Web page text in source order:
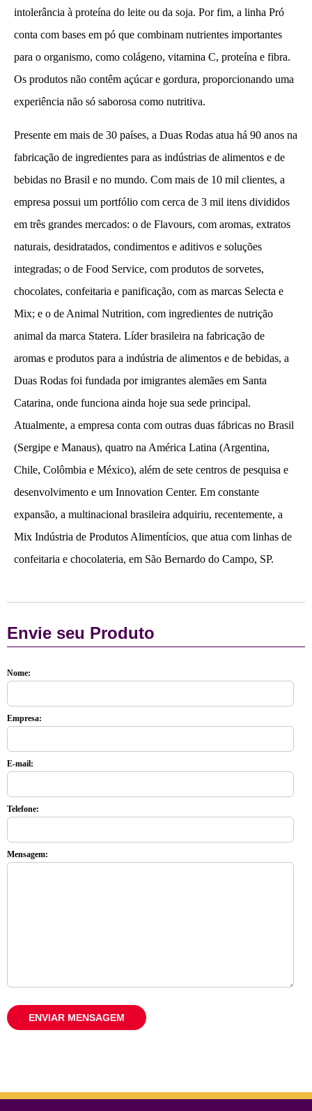
intolerância à proteína do leite ou da soja. Por fim, a linha Pró
conta com bases em pó que combinam nutrientes importantes
para o organismo, como colágeno, vitamina C, proteína e fibra.
Os produtos não contêm açúcar e gordura, proporcionando uma
experiência não só saborosa como nutritiva.
Presente em mais de 30 países, a Duas Rodas atua há 90 anos na
fabricação de ingredientes para as indústrias de alimentos e de
bebidas no Brasil e no mundo. Com mais de 10 mil clientes, a
empresa possui um portfólio com cerca de 3 mil itens divididos
em três grandes mercados: o de Flavours, com aromas, extratos
naturais, desidratados, condimentos e aditivos e soluções
integradas; o de Food Service, com produtos de sorvetes,
chocolates, confeitaria e panificação, com as marcas Selecta e
Mix; e o de Animal Nutrition, com ingredientes de nutrição
animal da marca Statera. Líder brasileira na fabricação de
aromas e produtos para a indústria de alimentos e de bebidas, a
Duas Rodas foi fundada por imigrantes alemães em Santa
Catarina, onde funciona ainda hoje sua sede principal.
Atualmente, a empresa conta com outras duas fábricas no Brasil
(Sergipe e Manaus), quatro na América Latina (Argentina,
Chile, Colômbia e México), além de sete centros de pesquisa e
desenvolvimento e um Innovation Center. Em constante
expansão, a multinacional brasileira adquiriu, recentemente, a
Mix Indústria de Produtos Alimentícios, que atua com linhas de
confeitaria e chocolateria, em São Bernardo do Campo, SP.
Envie seu Produto
Nome:
Empresa:
E-mail:
Telefone:
Mensagem: